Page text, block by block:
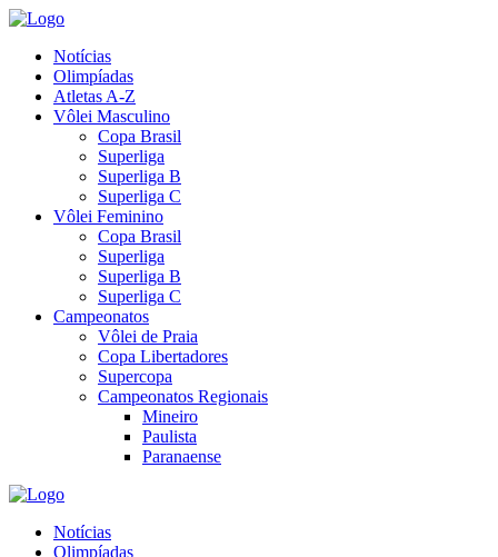
Notícias
Olimpíadas
Atletas A-Z
Vôlei Masculino
Copa Brasil
Superliga
Superliga B
Superliga C
Vôlei Feminino
Copa Brasil
Superliga
Superliga B
Superliga C
Campeonatos
Vôlei de Praia
Copa Libertadores
Supercopa
Campeonatos Regionais
Mineiro
Paulista
Paranaense
Notícias
Olimpíadas